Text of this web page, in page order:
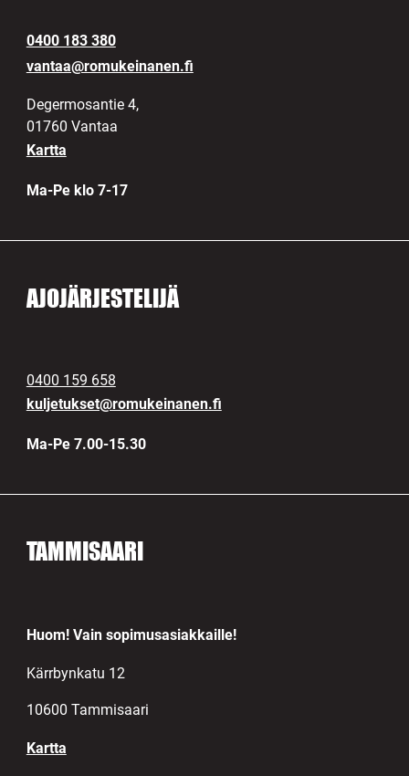
0400 183 380
vantaa@romukeinanen.fi
Degermosantie 4,
01760 Vantaa
Kartta
Ma-Pe klo 7-17
AJOJÄRJESTELIJÄ
0400 159 658
kuljetukset@romukeinanen.fi
Ma-Pe 7.00-15.30
TAMMISAARI
Huom! Vain sopimusasiakkaille!
Kärrbynkatu 12
10600 Tammisaari
Kartta